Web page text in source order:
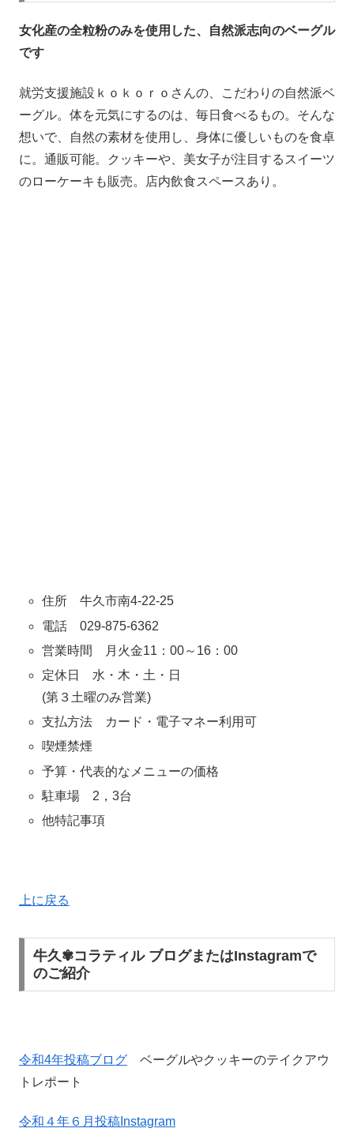
女化産の全粒粉のみを使用した、自然派志向のベーグル
です
就労支援施設ｋｏｋｏｒｏさんの、こだわりの自然派ベ
ーグル。体を元気にするのは、毎日食べるもの。そんな
想いで、自然の素材を使用し、身体に優しいものを食卓
に。通販可能。クッキーや、美女子が注目するスイーツ
のローケーキも販売。店内飲食スペースあり。
住所 牛久市南4-22-25
電話 029-875-6362
営業時間 月火金11：00～16：00
定休日 水・木・土・日
(第３土曜のみ営業)
支払方法 カード・電子マネー利用可
喫煙禁煙
予算・代表的なメニューの価格
駐車場 2，3台
他特記事項
上に戻る
牛久✾コラティル ブログまたはInstagramで
のご紹介
令和4年投稿ブログ ベーグルやクッキーのテイクアウ
トレポート
令和４年６月投稿Instagram